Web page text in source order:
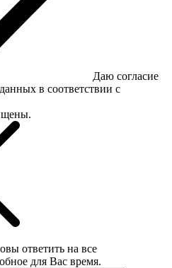
Даю согласие
в соответствии с
ответить на все
для Вас время.